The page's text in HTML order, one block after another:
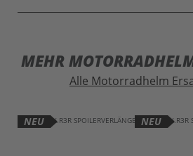
MEHR
Alle Motorradhelm
NEU NEU